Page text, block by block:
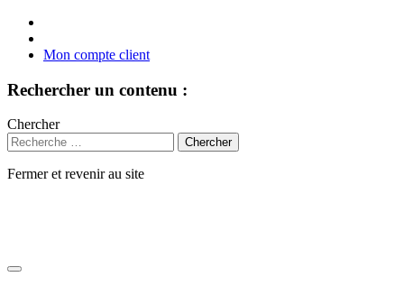
Mon compte client
Rechercher un contenu :
Chercher
Fermer et revenir au site